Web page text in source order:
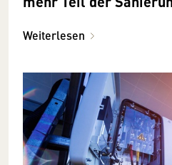
Weiterlesen